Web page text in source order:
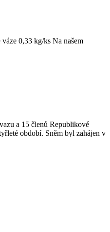
0,33 kg/ks Na našem
a 15 členů Republikové
období. Sněm byl zahájen v